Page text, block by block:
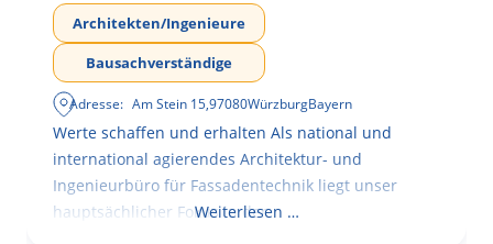
Architekten/Ingenieure
Bausachverständige
Adresse: Am Stein 15,97080WürzburgBayern
Werte schaffen und erhalten Als national und
international agierendes Architektur- und
Ingenieurbüro für Fassadentechnik liegt unser
hauptsächlicher Fokus in der
Weiterlesen …